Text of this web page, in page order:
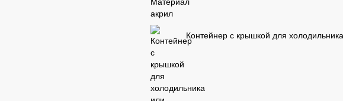
Контейнер с крышкой для